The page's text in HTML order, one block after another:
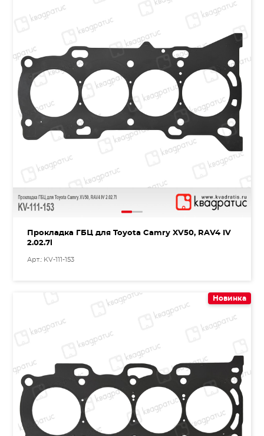
Прокладка ГБЦ для Toyota Camry XV50, RAV4 IV
2.02.7l
Арт.: KV-111-153
Новинка